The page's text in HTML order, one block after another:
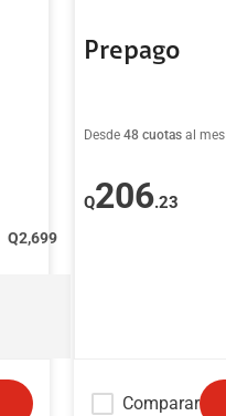
Q2,699
Prepago
Desde 48 cuotas al mes
Q206.23
Comparar